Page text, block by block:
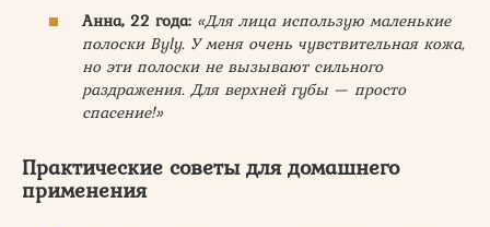
Анна, 22 года: «Для лица использую маленькие
полоски Byly. У меня очень чувствительная кожа,
но эти полоски не вызывают сильного
раздражения. Для верхней губы — просто
спасение!»
Практические советы для домашнего
применения